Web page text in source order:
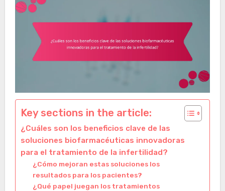
Key sections in the article:
¿Cuáles son los beneficios clave de las
soluciones biofarmacéuticas innovadoras
para el tratamiento de la infertilidad?
¿Cómo mejoran estas soluciones los
resultados para los pacientes?
¿Qué papel juegan los tratamientos